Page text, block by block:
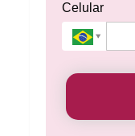
Celular